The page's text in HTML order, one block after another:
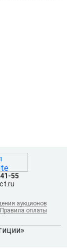
55
аукционов
Правила оплаты